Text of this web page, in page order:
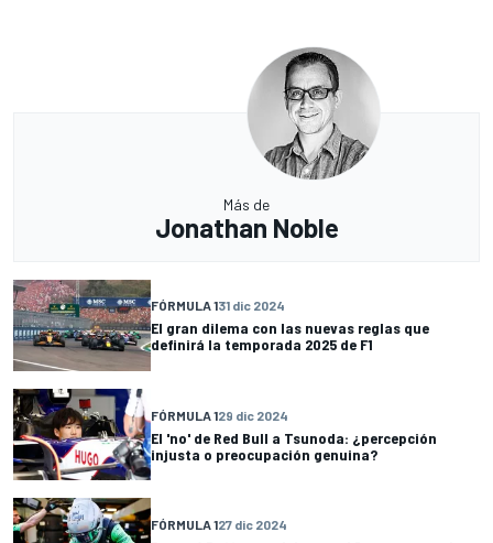
Más de
Jonathan Noble
FÓRMULA 131 dic 2024
El gran dilema con las nuevas reglas que
definirá la temporada 2025 de F1
FÓRMULA 129 dic 2024
El 'no' de Red Bull a Tsunoda: ¿percepción
injusta o preocupación genuina?
FÓRMULA 127 dic 2024